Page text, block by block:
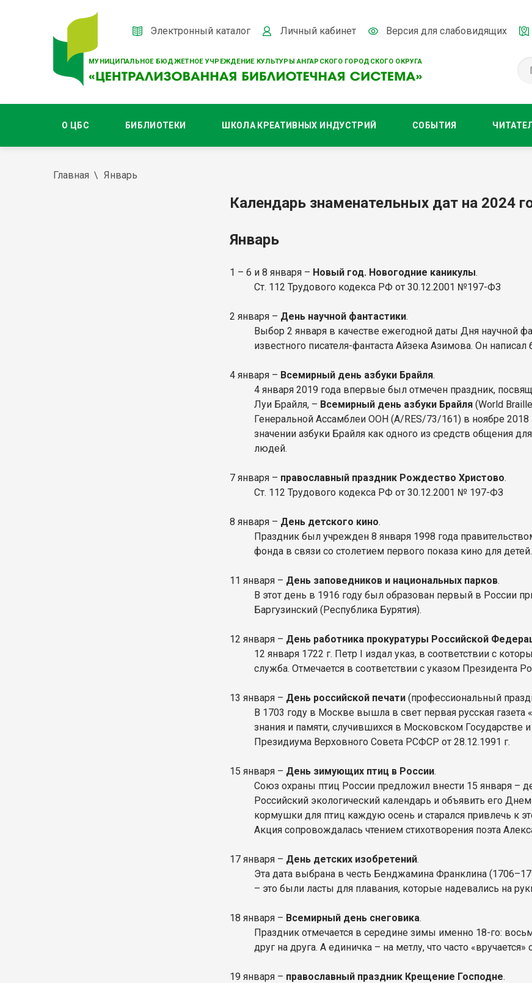
МУНИЦИПАЛЬНОЕ БЮДЖЕТНОЕ УЧРЕЖДЕНИЕ КУЛЬТУРЫ АНГАРСКОГО ГОРОДСКОГО ОКРУГА
Электронный каталог Личный кабинет Версия для слабовидящих
О ЦБС БИБЛИОТЕКИ ШКОЛА КРЕАТИВНЫХ ИНДУСТРИЙ СОБЫТИЯ
Главная Январь
Календарь знаменательных дат на 2024
Январь
1 – 6 и 8 января – Новый год. Новогодние каникулы.
Ст. 112 Трудового кодекса РФ от 30.12.2001 №197-ФЗ
2 января – День научной фантастики.
Выбор 2 января в качестве ежегодной даты Дня научной
известного писателя-фантаста Айзека Азимова. Он
4 января – Всемирный день азбуки Брайля.
4 января 2019 года впервые был отмечен праздник,
Луи Брайля, – Всемирный день азбуки Брайля (World
Генеральной Ассамблеи ООН (A/RES/73/161) в ноябре
значении азбуки Брайля как одного из средств общения
людей.
7 января – православный праздник Рождество Христово.
Ст. 112 Трудового кодекса РФ от 30.12.2001 № 197-ФЗ
8 января – День детского кино.
Праздник был учрежден 8 января 1998 года
фонда в связи со столетием первого показа кино для детей.
11 января – День заповедников и национальных парков.
В этот день в 1916 году был образован первый в России
Баргузинский (Республика Бурятия).
12 января – День работника прокуратуры Российской
12 января 1722 г. Петр I издал указ, в соответствии с
служба. Отмечается в соответствии с указом Президента
13 января – День российской печати (профессиональный
В 1703 году в Москве вышла в свет первая русская
знания и памяти, случившихся в Московском Государстве
Президиума Верховного Совета РСФСР от 28.12.1991 г.
15 января – День зимующих птиц в России.
Союз охраны птиц России предложил внести 15 января –
Российский экологический календарь и объявить его
кормушки для птиц каждую осень и старался привлечь к
Акция сопровождалась чтением стихотворения поэта
17 января – День детских изобретений.
Эта дата выбрана в честь Бенджамина Франклина
– это были ласты для плавания, которые надевались на
18 января – Всемирный день снеговика.
Праздник отмечается в середине зимы именно 18-го:
друг на друга. А единичка – на метлу, что часто «вручается»
19 января – православный праздник Крещение Господне.